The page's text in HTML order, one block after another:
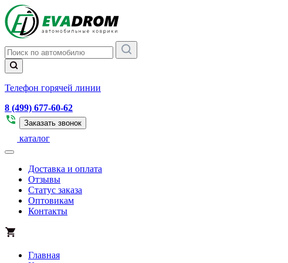
Телефон горячей линии
8 (499) 677-60-62
Заказать звонок
каталог
Доставка и оплата
Отзывы
Статус заказа
Оптовикам
Контакты
Главная